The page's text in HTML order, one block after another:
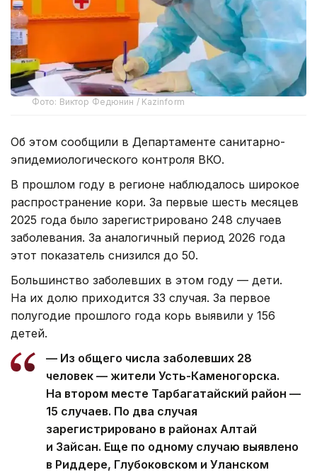
Фото: Виктор Федюнин / Kazinform
Об этом сообщили в Департаменте санитарно-
эпидемиологического контроля ВКО.
В прошлом году в регионе наблюдалось широкое
распространение кори. За первые шесть месяцев
2025 года было зарегистрировано 248 случаев
заболевания. За аналогичный период 2026 года
этот показатель снизился до 50.
Большинство заболевших в этом году — дети.
На их долю приходится 33 случая. За первое
полугодие прошлого года корь выявили у 156
детей.
— Из общего числа заболевших 28
человек — жители Усть-Каменогорска.
На втором месте Тарбагатайский район —
15 случаев. По два случая
зарегистрировано в районах Алтай
и Зайсан. Еще по одному случаю выявлено
в Риддере, Глубоковском и Уланском